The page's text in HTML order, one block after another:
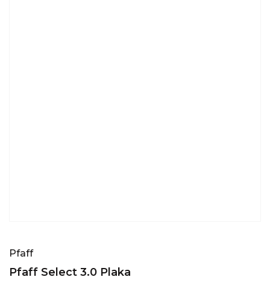
Pfaff
Pfaff Select 3.0 Plaka